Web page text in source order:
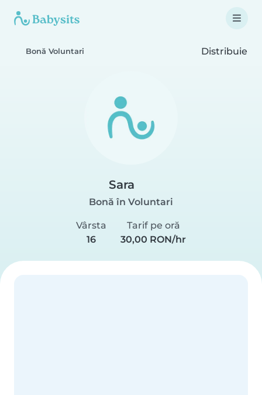
Bonă Voluntari Distribuie
Sara
Bonă în Voluntari
Vârsta
16
Tarif pe oră
30,00 RON/hr